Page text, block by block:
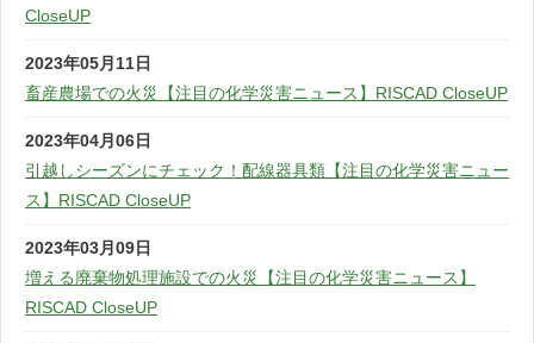
CloseUP
2023年05月11日
畜産農場での火災【注目の化学災害ニュース】RISCAD CloseUP
2023年04月06日
引越しシーズンにチェック！配線器具類【注目の化学災害ニュー
ス】RISCAD CloseUP
2023年03月09日
増える廃棄物処理施設での火災【注目の化学災害ニュース】
RISCAD CloseUP